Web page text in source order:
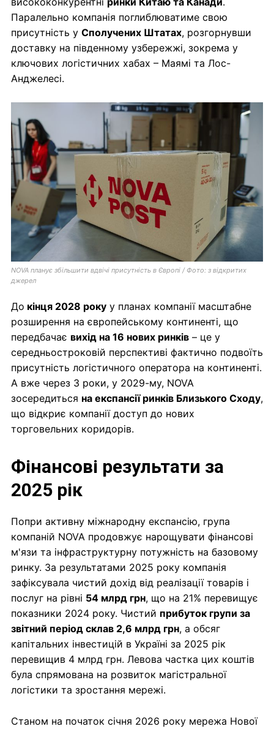
Паралельно компанія поглиблюватиме свою
присутність у Сполучених Штатах, розгорнувши
доставку на південному узбережжі, зокрема у
ключових логістичних хабах – Маямі та Лос-
Анджелесі.
NOVA планує збільшити вдвічі присутність в Європі / Фото: з відкритих
джерел
До кінця 2028 року у планах компанії масштабне
розширення на європейському континенті, що
передбачає вихід на 16 нових ринків – це у
середньостроковій перспективі фактично подвоїть
присутність логістичного оператора на континенті.
А вже через 3 роки, у 2029-му, NOVA
зосередиться на експансії ринків Близького Сходу,
що відкриє компанії доступ до нових
торговельних коридорів.
Фінансові результати за
2025 рік
Попри активну міжнародну експансію, група
компаній NOVA продовжує нарощувати фінансові
м'язи та інфраструктурну потужність на базовому
ринку. За результатами 2025 року компанія
зафіксувала чистий дохід від реалізації товарів і
послуг на рівні 54 млрд грн, що на 21% перевищує
показники 2024 року. Чистий прибуток групи за
звітний період склав 2,6 млрд грн, а обсяг
капітальних інвестицій в Україні за 2025 рік
перевищив 4 млрд грн. Левова частка цих коштів
була спрямована на розвиток магістральної
логістики та зростання мережі.
Станом на початок січня 2026 року мережа Нової